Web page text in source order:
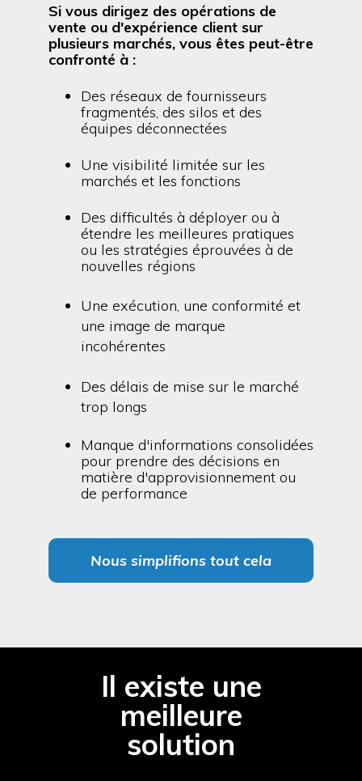
Si vous dirigez des opérations de
vente ou d'expérience client sur
plusieurs marchés, vous êtes peut-être
confronté à :
Des réseaux de fournisseurs
fragmentés, des silos et des
équipes déconnectées
Une visibilité limitée sur les
marchés et les fonctions
Des difficultés à déployer ou à
étendre les meilleures pratiques
ou les stratégies éprouvées à de
nouvelles régions
Une exécution, une conformité et
une image de marque
incohérentes
Des délais de mise sur le marché
trop longs
Manque d'informations consolidées
pour prendre des décisions en
matière d'approvisionnement ou
de performance
Nous simplifions tout cela
Il existe une
meilleure
solution